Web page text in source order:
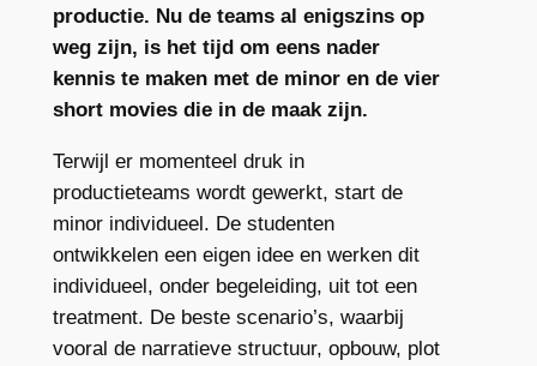
productie. Nu de teams al enigszins op
weg zijn, is het tijd om eens nader
kennis te maken met de minor en de vier
short movies die in de maak zijn.
Terwijl er momenteel druk in
productieteams wordt gewerkt, start de
minor individueel. De studenten
ontwikkelen een eigen idee en werken dit
individueel, onder begeleiding, uit tot een
treatment. De beste scenario’s, waarbij
vooral de narratieve structuur, opbouw, plot